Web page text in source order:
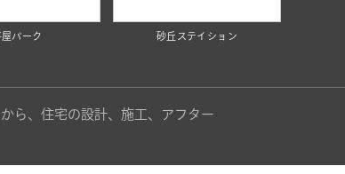
屋パーク 砂丘ステイション
ら、住宅の設計、施工、アフター